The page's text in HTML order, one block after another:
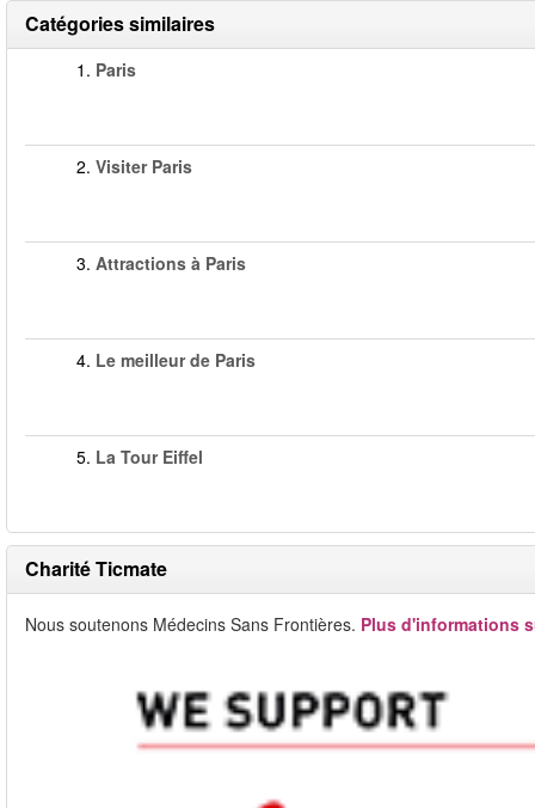
Catégories similaires
1. Paris
2. Visiter Paris
3. Attractions à Paris
4. Le meilleur de Paris
5. La Tour Eiffel
Charité Ticmate
Nous soutenons Médecins Sans Frontières. Plus d'informations